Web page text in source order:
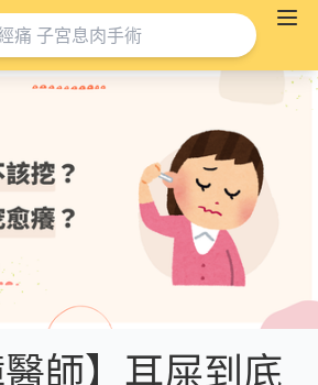
醫師】耳屎到底